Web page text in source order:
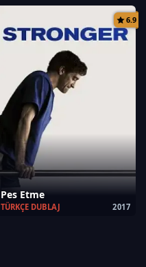
6.9
Pes Etme
2017
TÜRKÇE DUBLAJ